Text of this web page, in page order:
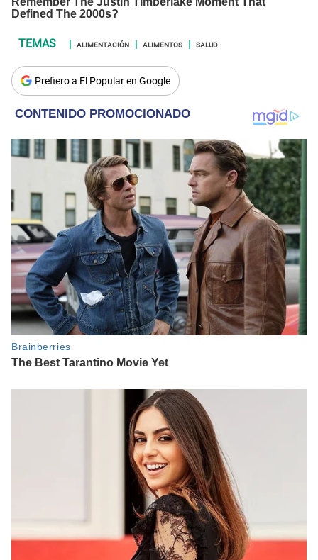
ALIMENTACIÓN ALIMENTOS SALUD
Prefiero a El Popular en Google